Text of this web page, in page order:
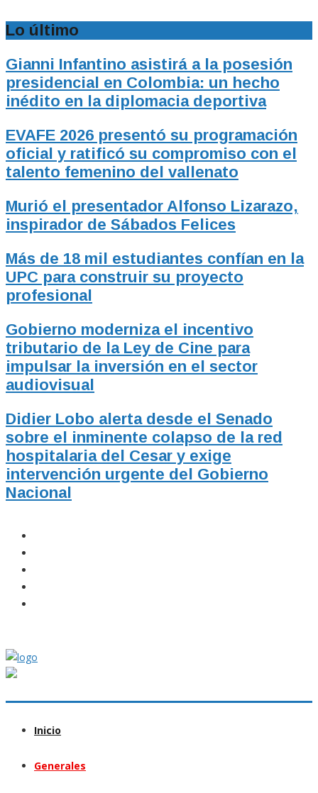
Lo último
Gianni Infantino asistirá a la posesión
presidencial en Colombia: un hecho
inédito en la diplomacia deportiva
EVAFE 2026 presentó su programación
oficial y ratificó su compromiso con el
talento femenino del vallenato
Murió el presentador Alfonso Lizarazo,
inspirador de Sábados Felices
Más de 18 mil estudiantes confían en la
UPC para construir su proyecto
profesional
Gobierno moderniza el incentivo
tributario de la Ley de Cine para
impulsar la inversión en el sector
audiovisual
Didier Lobo alerta desde el Senado
sobre el inminente colapso de la red
hospitalaria del Cesar y exige
intervención urgente del Gobierno
Nacional
Inicio
Generales